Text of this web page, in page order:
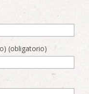
(obligatorio)